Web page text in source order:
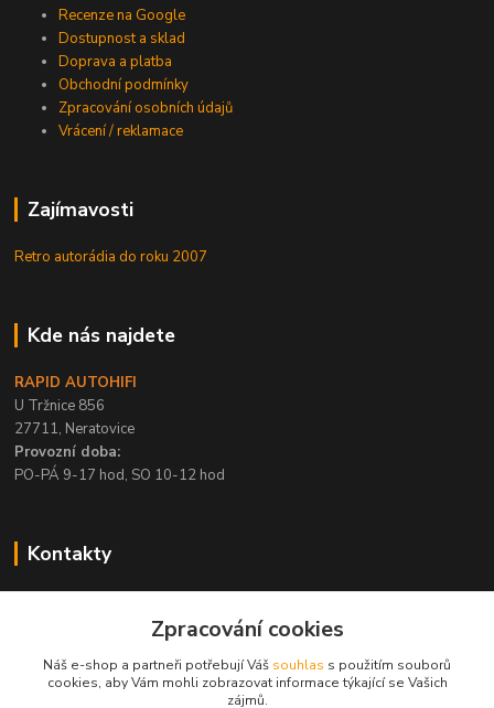
Recenze na Google
Dostupnost a sklad
Doprava a platba
Obchodní podmínky
Zpracování osobních údajů
Vrácení / reklamace
Zajímavosti
Retro autorádia do roku 2007
Kde nás najdete
RAPID AUTOHIFI
U Tržnice 856
27711, Neratovice
Provozní doba:
PO-PÁ 9-17 hod, SO 10-12 hod
Kontakty
PO-PÁ / 9-17 hod, SO 10-12 hod
info@rapid-autohifi.com
Zpracování cookies
Náš e-shop a partneři potřebují Váš souhlas s použitím souborů
cookies, aby Vám mohli zobrazovat informace týkající se Vašich
zájmů.